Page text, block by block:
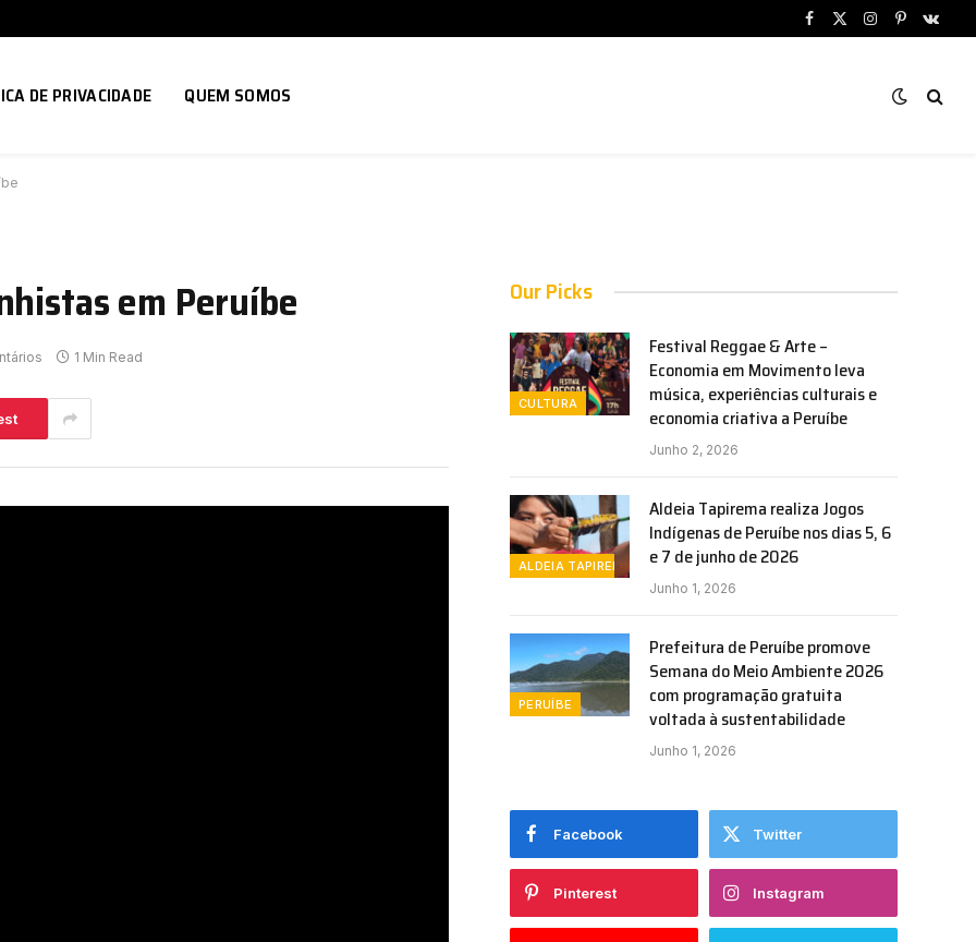
Facebook
X
Instagram
Pinterest
DE PRIVACIDADE QUEM SOMOS
em Peruíbe
1 Min Read
Our Picks
CULTURA
Festival Reggae & Arte –
Economia em Movimento leva
música, experiências culturais e
economia criativa a Peruíbe
Junho 2, 2026
ALDEIA TAPIREMA
Aldeia Tapirema realiza Jogos
Indígenas de Peruíbe nos dias 5, 6
e 7 de junho de 2026
Junho 1, 2026
PERUÍBE
Prefeitura de Peruíbe promove
Semana do Meio Ambiente 2026
com programação gratuita
voltada à sustentabilidade
Junho 1, 2026
Facebook Twitter
Pinterest Instagram